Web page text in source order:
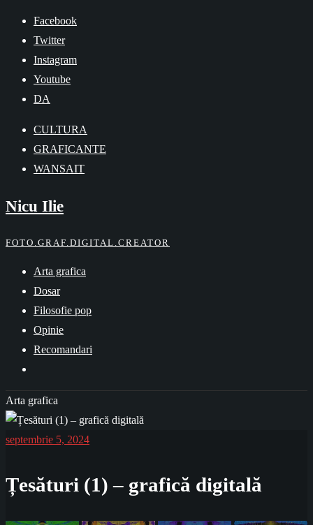
Skip
content
Facebook
Twitter
Instagram
Youtube
DA
CULTURA
GRAFICANTE
WANSAIT
Nicu Ilie
FOTO.GRAF.DIGITAL.CREATOR
Arta grafica
Dosar
Filosofie pop
Opinie
Recomandari
Arta grafica
septembrie 5, 2024
Țesături (1) – grafică digitală